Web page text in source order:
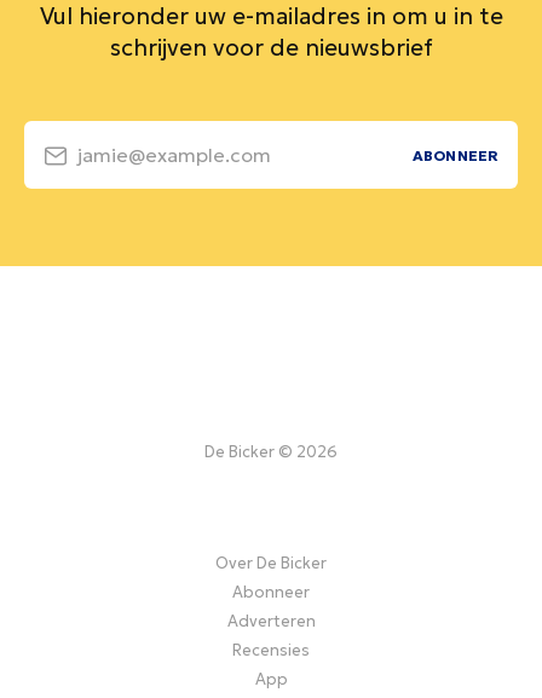
Vul hieronder uw e-mailadres in om u in te
schrijven voor de nieuwsbrief
jamie@example.com ABONNEER
De Bicker © 2026
Over De Bicker
Abonneer
Adverteren
Recensies
App